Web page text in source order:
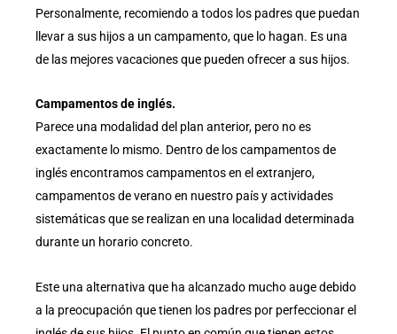
Personalmente, recomiendo a todos los padres que puedan
llevar a sus hijos a un campamento, que lo hagan. Es una
de las mejores vacaciones que pueden ofrecer a sus hijos.
Campamentos de inglés.
Parece una modalidad del plan anterior, pero no es
exactamente lo mismo. Dentro de los campamentos de
inglés encontramos campamentos en el extranjero,
campamentos de verano en nuestro país y actividades
sistemáticas que se realizan en una localidad determinada
durante un horario concreto.
Este una alternativa que ha alcanzado mucho auge debido
a la preocupación que tienen los padres por perfeccionar el